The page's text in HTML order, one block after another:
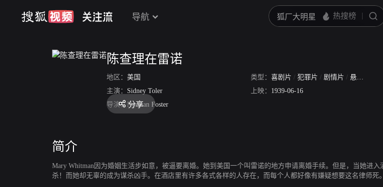
导航
陈查理在雷诺
地区： 美国 类型： 喜剧片 / 犯罪片 / 剧情片 / 悬疑片
主演： Sidney Toler 上映： 1939-06-16
导演： Norman Foster
分享
简介
Mary Whitman因为婚姻生活步如意，被逼要离婚。她到美国一个叫雷诺的地方申请离婚手续。但是，当她进
杀！而她却无辜的成为谋杀凶手。在酒店里有许多各式各样的人存在，而每个人都好像有嫌疑想要这名律师死